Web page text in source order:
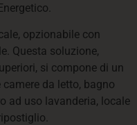
opzionabile con
Questa soluzione,
si compone di un
da letto, bagno
ad uso lavanderia, locale